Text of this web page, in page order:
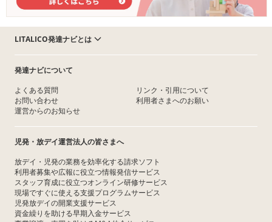
LITALICO発達ナビとは
発達ナビについて
よくある質問
お問い合わせ
運営からのお知らせ
リンク・引用について
利用者さまへのお願い
児発・放デイ運営法人の皆さまへ
放デイ・児発の業務を効率化する請求ソフト
利用者募集や広報に役立つ情報発信サービス
スタッフ育成に役立つオンライン研修サービス
現場ですぐに使える支援プログラムサービス
児発放デイの開業支援サービス
資金繰りを助ける早期入金サービス